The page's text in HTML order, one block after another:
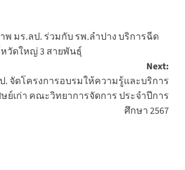
มร.ลป. ร่วมกับ รพ.ลำปาง บริการฉีด
วัดใหญ่ 3 สายพันธุ์
Next:
. จัดโครงการอบรมให้ความรู้และบริการ
ย์เก่า คณะวิทยาการจัดการ ประจำปีการ
ศึกษา 2567